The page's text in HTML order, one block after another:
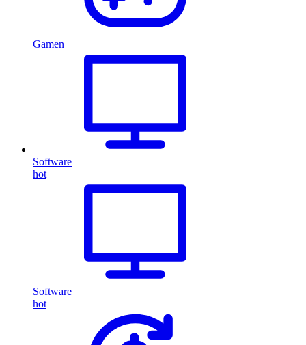
Gamen
Software
hot
Software
hot